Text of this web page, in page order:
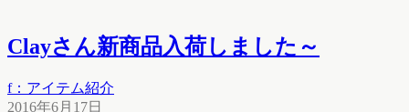
Clayさん新商品入荷しました～
f：アイテム紹介
2016年6月17日